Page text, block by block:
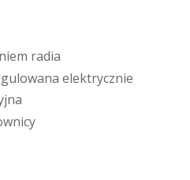
niem radia
gulowana elektrycznie
jna
wnicy